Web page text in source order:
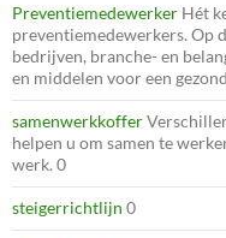
Preventiemedewerker Hét
preventiemedewerkers. Op
bedrijven, branche- en
en middelen voor een
samenwerkkoffer
helpen u om samen te
werk. 0
steigerrichtlijn 0